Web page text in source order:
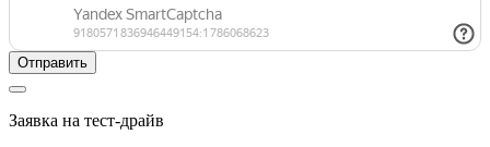
Заявка на тест-драйв